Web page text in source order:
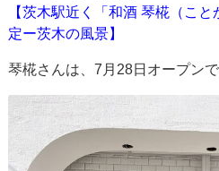
【茨木駅近く「和酒 琴椛（こ
定ー茨木の風景】
琴椛さんは、7月28日オープンで